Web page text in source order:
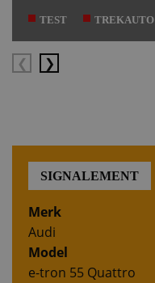
TEST TREKAUTO
SIGNALEMENT
Merk
Audi
Model
e-tron 55 Quattro